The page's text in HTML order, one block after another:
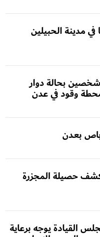
مدينة الحبيلين
بحالة دوار
وقود في عدن
بعدن
حصيلة المجزرة
القيادة يوجه برعاية